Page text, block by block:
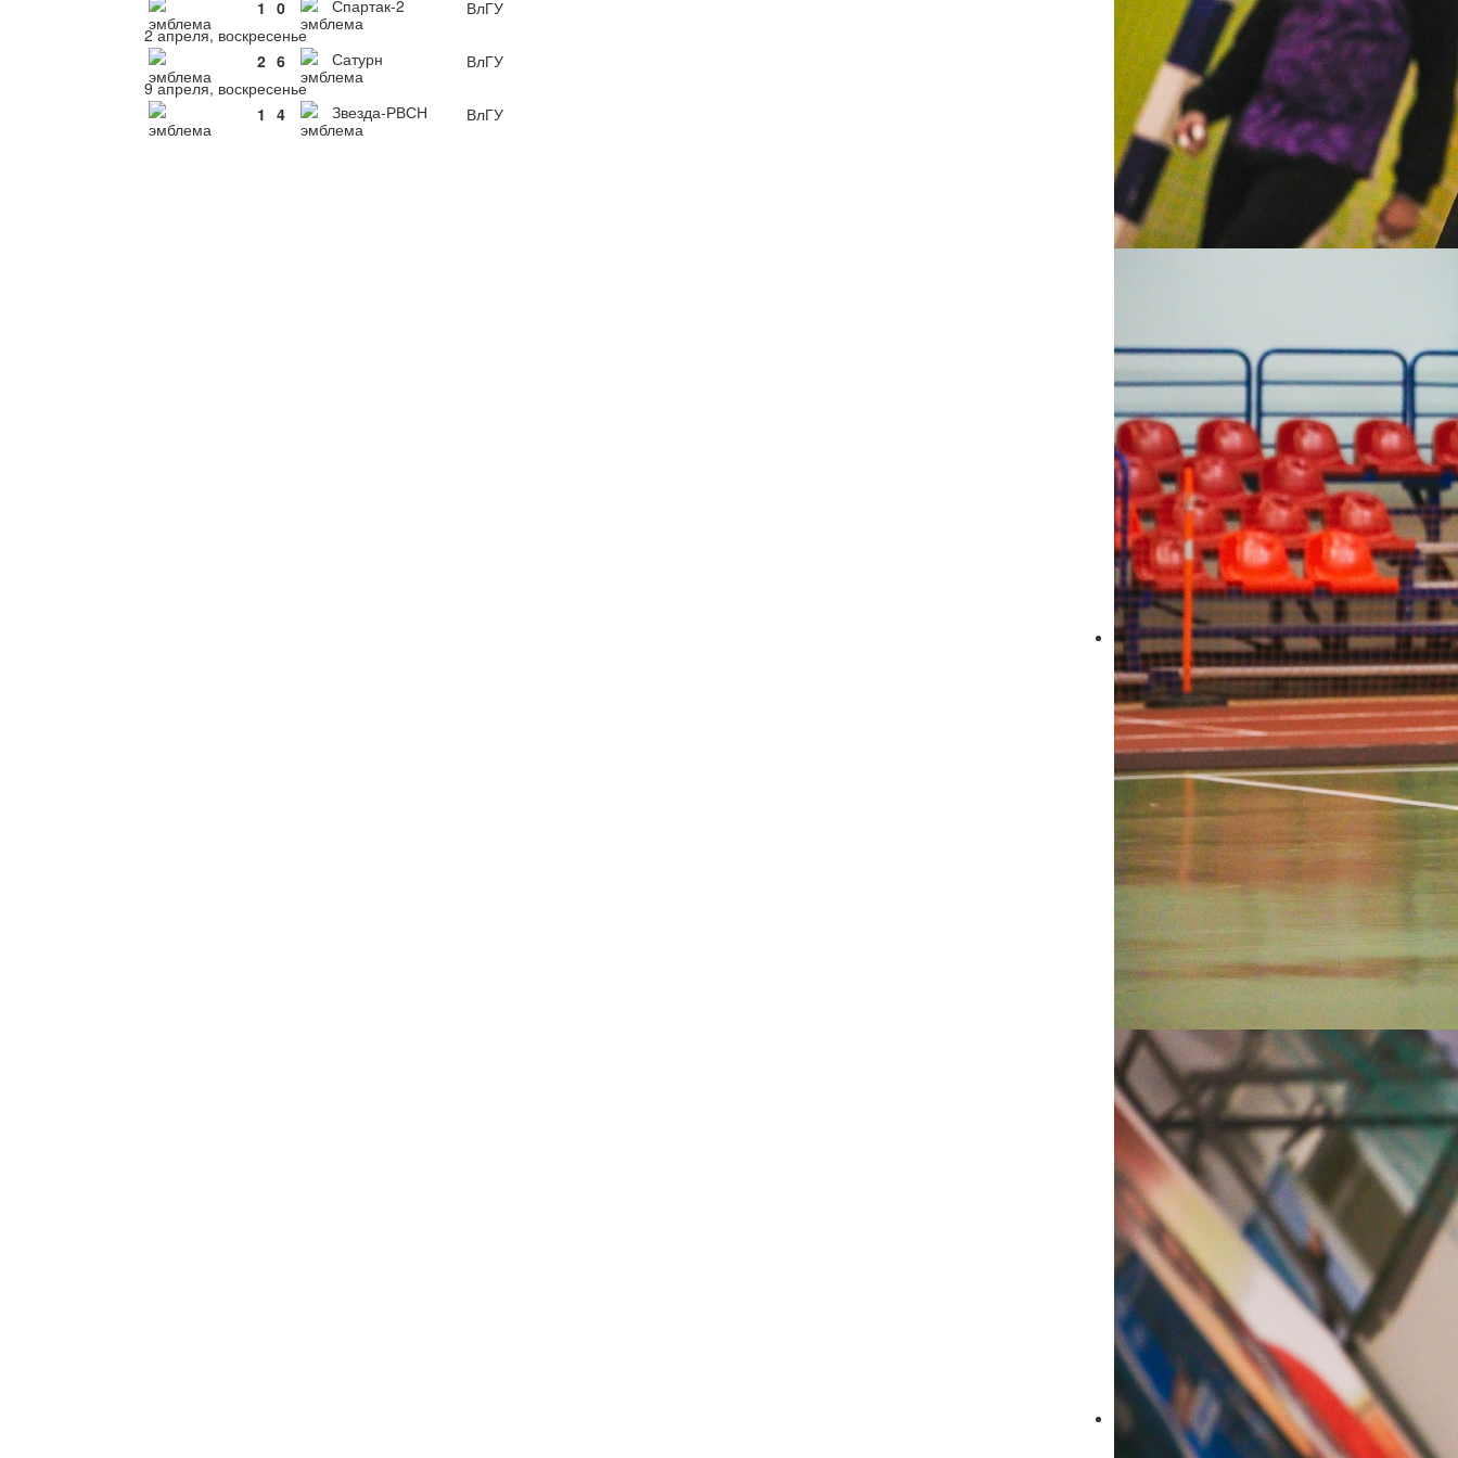
1 0 Спартак-2
ВлГУ
2 апреля, воскресенье
2 6 Сатурн
ВлГУ
9 апреля, воскресенье
1 4 Звезда-РВСН ВлГУ